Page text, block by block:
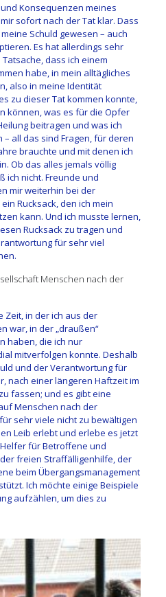
Konsequenzen meines
sofort nach der Tat klar. Dass
Schuld gewesen – auch
Es hat allerdings sehr
dass ich einem
habe, in mein alltägliches
also in meine Identität
zu dieser Tat kommen konnte,
können, was es für die Opfer
beitragen und was ich
all das sind Fragen, für deren
brauchte und mit denen ich
Ob das alles jemals völlig
ich nicht. Freunde und
mir weiterhin bei der
Rucksack, den ich mein
kann. Und ich musste lernen,
Rucksack zu tragen und
für sehr viel
Menschen nach der
Zeit, in der ich aus der
war, in der „draußen“
haben, die ich nur
mitverfolgen konnte. Deshalb
und der Verantwortung für
nach einer längeren Haftzeit im
fassen; und es gibt eine
Menschen nach der
sehr viele nicht zu bewältigen
Leib erlebt und erlebe es jetzt
für Betroffene und
freien Straffälligenhilfe, der
beim Übergangsmanagement
Ich möchte einige Beispiele
aufzählen, um dies zu